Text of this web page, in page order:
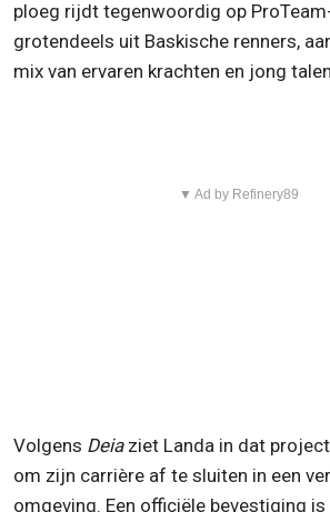
ploeg rijdt tegenwoordig op
grotendeels uit Baskische renners,
mix van ervaren krachten en jong
▼ Ad by Refinery89
Volgens Deiaziet Landa in dat
om zijn carrière af te sluiten in een
omgeving. Een officiële bevestiging